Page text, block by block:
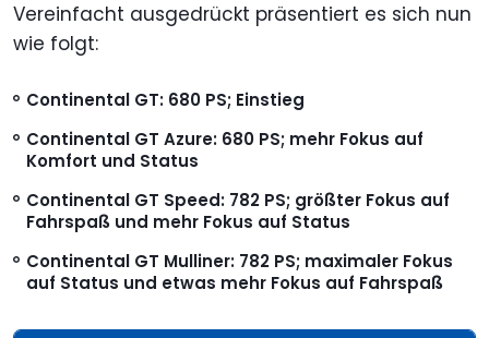
Vereinfacht ausgedrückt präsentiert es sich nun
wie folgt:
Continental GT: 680 PS; Einstieg
Continental GT Azure: 680 PS; mehr Fokus auf
Komfort und Status
Continental GT Speed: 782 PS; größter Fokus auf
Fahrspaß und mehr Fokus auf Status
Continental GT Mulliner: 782 PS; maximaler Fokus
auf Status und etwas mehr Fokus auf Fahrspaß